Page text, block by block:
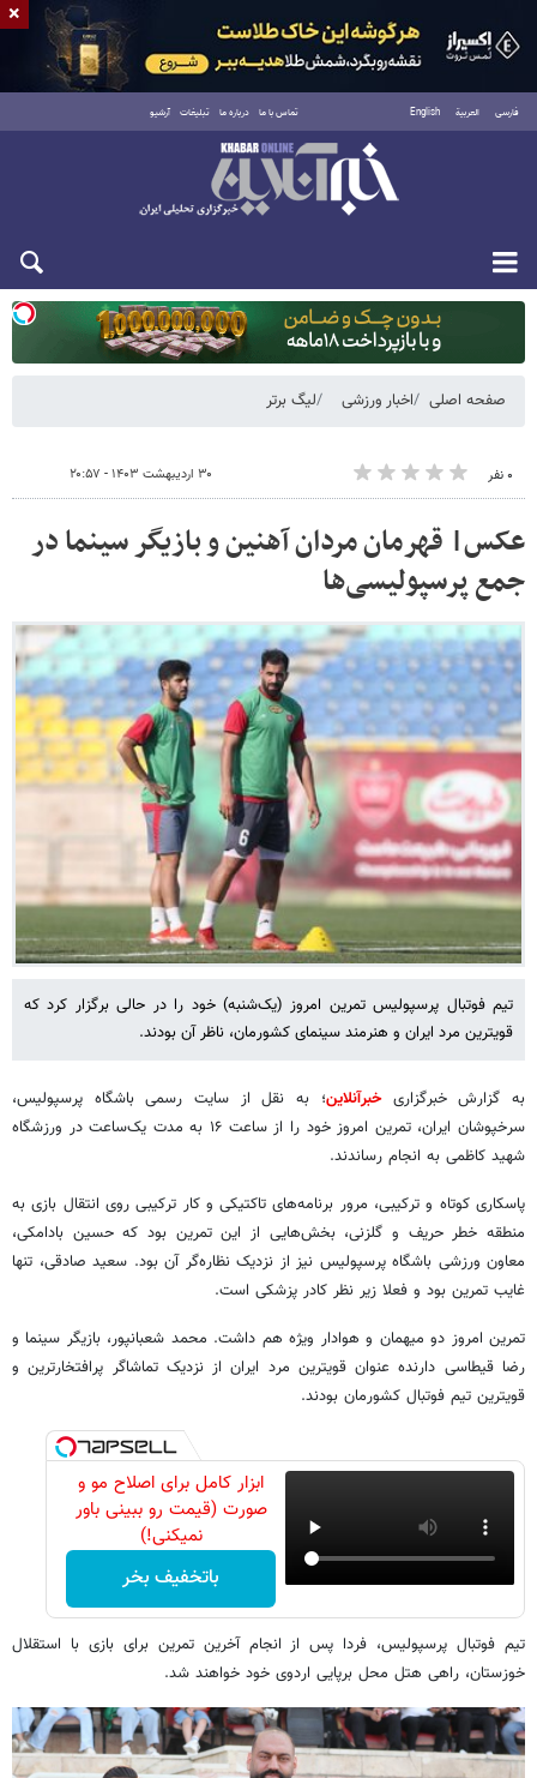
فارسی العربية English تماس با ما درباره ما تبلیغات آرشیو
دوشنبه ۱۹ مرداد ۱۴۰۵
صفحه اصلی اخبار ورزشی لیگ برتر
۰ نفر ۳۰ اردیبهشت ۱۴۰۳ - ۲۰:۵۷
عکس‌| قهرمان مردان آهنین و بازیگر سینما در
جمع پرسپولیسی‌ها
تیم فوتبال پرسپولیس تمرین امروز (یک‌شنبه) خود را در حالی برگزار کرد که
قویترین مرد ایران و هنرمند سینمای کشورمان، ناظر آن بودند.
به گزارش خبرگزاریخبرآنلاین؛ به نقل از سایت رسمی باشگاه پرسپولیس،
سرخپوشان ایران، تمرین امروز خود را از ساعت ۱۶ به مدت یک‌ساعت در ورزشگاه
شهید کاظمی به انجام رساندند.
پاسکاری کوتاه و ترکیبی، مرور برنامه‌های تاکتیکی و کار ترکیبی روی انتقال بازی به
منطقه خطر حریف و گلزنی، بخش‌هایی از این تمرین بود که حسین بادامکی،
معاون ورزشی باشگاه پرسپولیس نیز از نزدیک نظاره‌گر آن بود. سعید صادقی، تنها
غایب تمرین بود و فعلا زیر نظر کادر پزشکی است.
تمرین امروز دو میهمان و هوادار ویژه هم داشت. محمد شعبانپور، بازیگر سینما و
رضا قیطاسی دارنده عنوان قویترین مرد ایران از نزدیک تماشاگر پرافتخارترین و
قویترین تیم فوتبال کشورمان بودند.
ابزار کامل برای اصلاح مو و
صورت (قیمت رو ببینی باور
نمیکنی!)
باتخفیف بخر
تیم فوتبال پرسپولیس، فردا پس از انجام آخرین تمرین برای بازی با استقلال
خوزستان، راهی هتل محل برپایی اردوی خود خواهند شد.
×